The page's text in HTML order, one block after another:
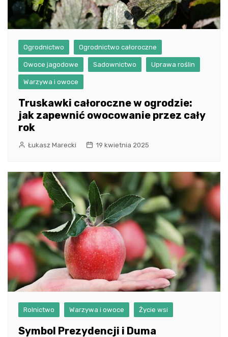
Ogrodnictwo Ogrodnictwo całoroczne
Owoce jagodowe Sadownictwo Uprawa roślin
Warzywa i owoce
Truskawki całoroczne w ogrodzie:
jak zapewnić owocowanie przez cały
rok
Łukasz Marecki 19 kwietnia 2025
Rolnictwo Warzywa i owoce Życie wsi
Symbol Prezydencji i Duma